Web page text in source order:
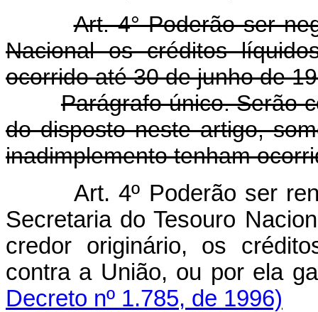
Art. 4° Poderão ser
Nacional os créditos
ocorrido até 30 de junho de
Parágrafo único. Serão
do disposto neste artigo,
inadimplemento tenham
Art. 4º Poderão ser
Secretaria do Tesouro
credor originário, os
contra a União, ou por
Decreto nº 1.785, de 1996)